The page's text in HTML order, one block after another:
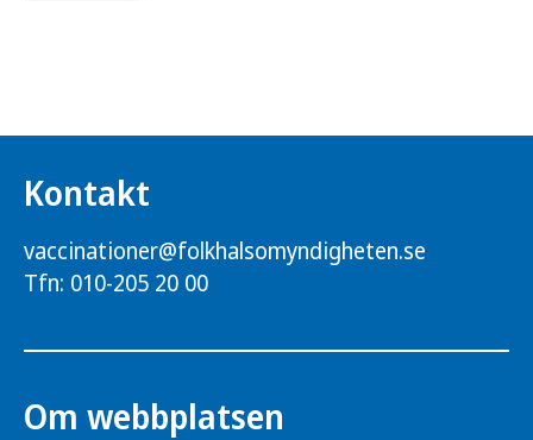
Kontakt
vaccinationer@folkhalsomyndigheten.se
Tfn: 010-205 20 00
Om webbplatsen